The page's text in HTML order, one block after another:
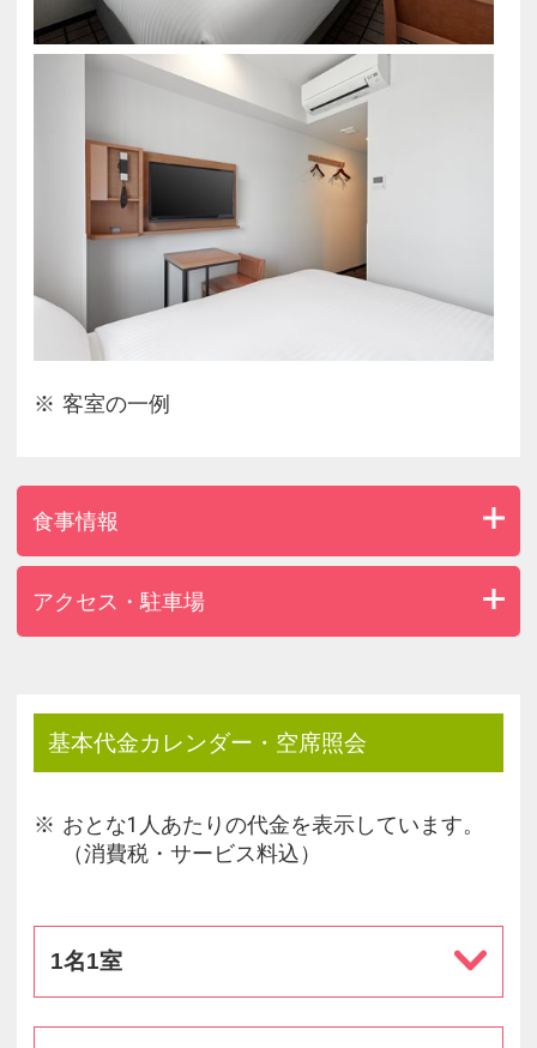
またはＱＲコードをご利用ください。
クレジットカード：Ｖｉｓａ、Ｍａｓｔｅｒ、ＪＣ
Ｂ、ＡＭＥＸ、Ｄｉｎｅｒｓ、Ｄｉｓｃｏｖｅｒ、
ＱＲコード：ＬＩＮＥ Ｐａｙ、ＰａｙＰａｙ、ｄ払
い、ａｕＰＡＹ、楽天ペイ、ＡＬＩＰＡＹ、ＷｅＣ
ｈａｔＰａｙ
■連泊時の客室清掃について。当ホテルは、ＳＤＧ
ｓの取り組みの
一環としてご滞在中の清掃についてはご希望のお客
様を対象と
させていただきます。
ご了承ください
■インターネット限定プランですので、お電話での
ご予約は
承りかねます。
客室の一例
食事情報
アクセス・駐車場
基本代金カレンダー・空席照会
おとな1人あたりの代金を表示しています。
（消費税・サービス料込）
1名1室